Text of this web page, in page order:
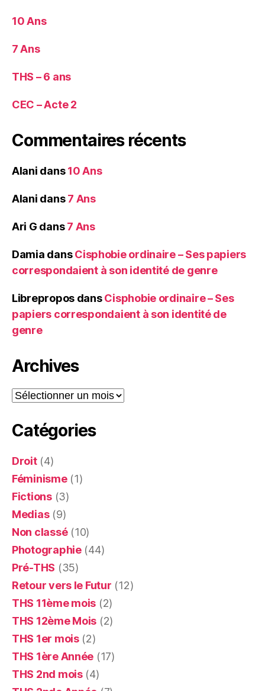
10 Ans
7 Ans
THS – 6 ans
CEC – Acte 2
Commentaires récents
Alani dans10 Ans
Alani dans7 Ans
Ari G dans7 Ans
Damia dansCisphobie ordinaire – Ses papiers
correspondaient à son identité de genre
Librepropos dansCisphobie ordinaire – Ses
papiers correspondaient à son identité de
genre
Archives
Archives
Catégories
Droit(4)
Féminisme(1)
Fictions(3)
Medias(9)
Non classé(10)
Photographie(44)
Pré-THS (35)
Retour vers le Futur (12)
THS 11ème mois (2)
THS 12ème Mois (2)
THS 1er mois(2)
THS 1ère Année (17)
THS 2nd mois(4)